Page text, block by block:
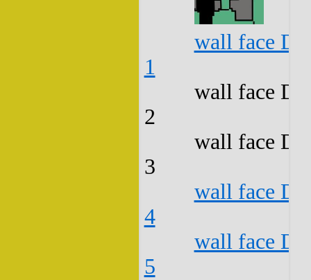
wall face
1
wall face
2
wall face
3
wall face
4
wall face
5